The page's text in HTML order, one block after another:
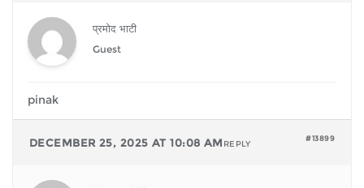
प्रमोद भाटी
Guest
pinak
DECEMBER 25, 2025 AT 10:08 AM #13899
REPLY